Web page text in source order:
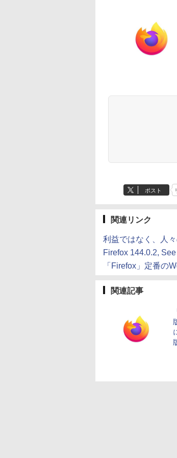
ポスト
関連リンク
利益ではなく、人
Firefox 144.0.2,
「Firefox」定番の
関連記事